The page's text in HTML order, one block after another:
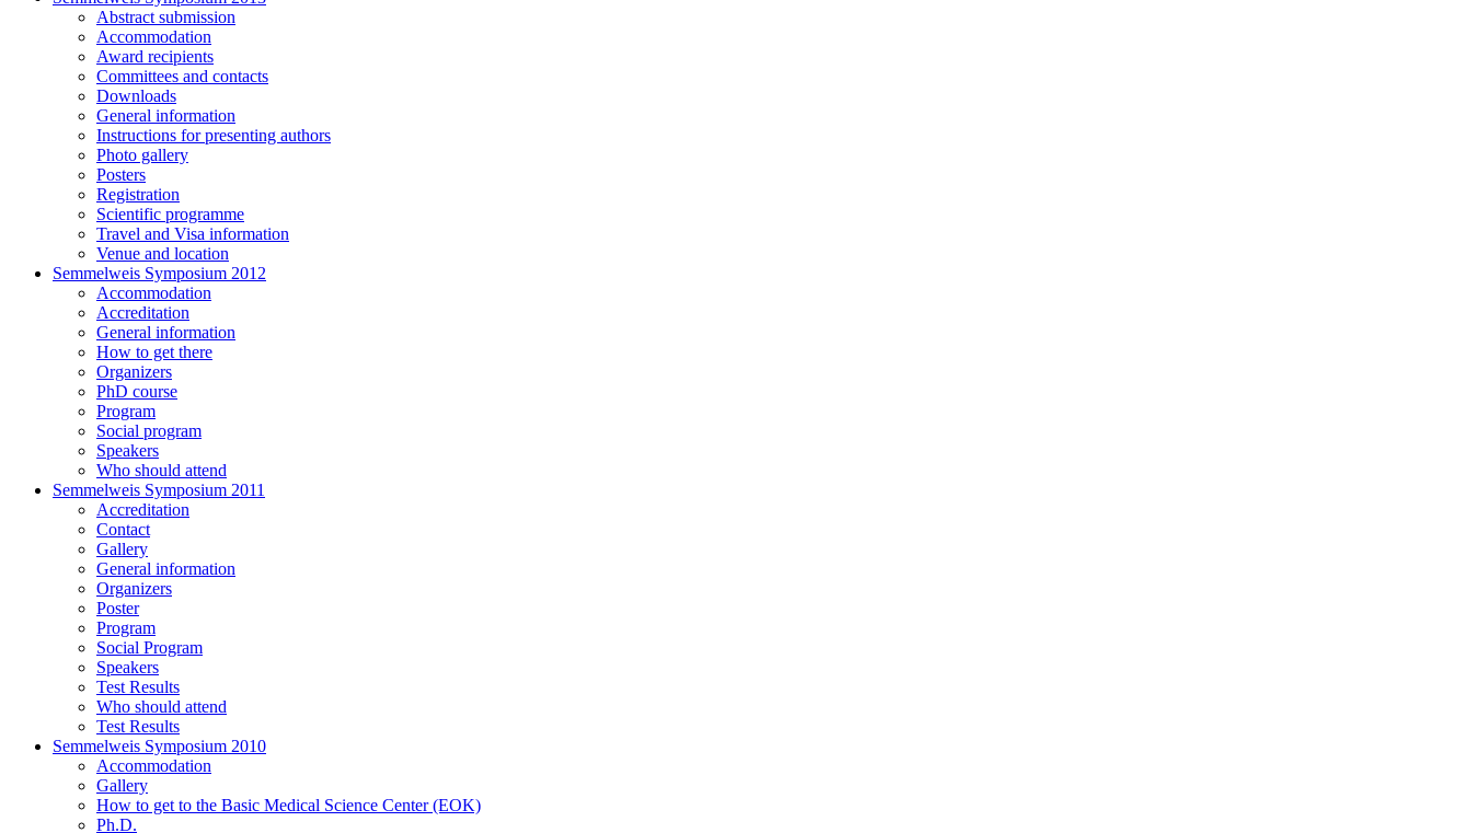
Abstract submission
Accommodation
Award recipients
Committees and contacts
Downloads
General information
Instructions for presenting authors
Photo gallery
Posters
Registration
Scientific programme
Travel and Visa information
Venue and location
Semmelweis Symposium 2012
Accommodation
Accreditation
General information
How to get there
Organizers
PhD course
Program
Social program
Speakers
Who should attend
Semmelweis Symposium 2011
Accreditation
Contact
Gallery
General information
Organizers
Poster
Program
Social Program
Speakers
Test Results
Who should attend
Test Results
Semmelweis Symposium 2010
Accommodation
Gallery
How to get to the Basic Medical Science Center (EOK)
Ph.D.